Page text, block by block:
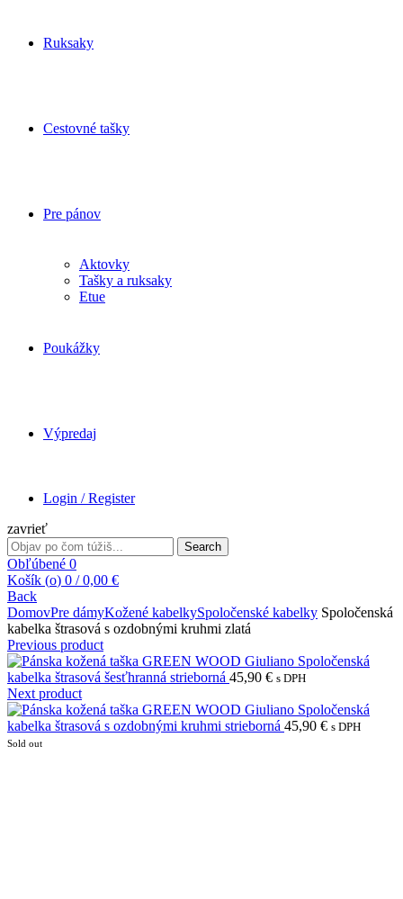
Ruksaky
Cestovné tašky
Pre pánov
Aktovky
Tašky a ruksaky
Etue
Poukážky
Výpredaj
Login / Register
zavrieť
Search
for:
Search
Obľúbené 0
Košík (o) 0 / 0,00 €
Back
DomovPre dámyKožené kabelkySpoločenské kabelky Spoločenská
kabelka štrasová s ozdobnými kruhmi zlatá
Previous product
Spoločenská
kabelka štrasová šesťhranná strieborná 45,90 € s DPH
Next product
Spoločenská
kabelka štrasová s ozdobnými kruhmi strieborná 45,90 € s DPH
Sold out